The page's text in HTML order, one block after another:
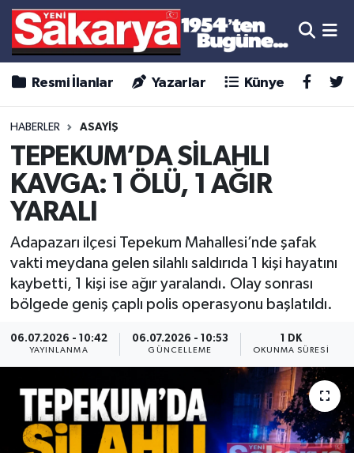
Resmi İlanlar Yazarlar Künye
HABERLER ASAYİŞ
TEPEKUM’DA SİLAHLI
KAVGA: 1 ÖLÜ, 1 AĞIR
YARALI
Adapazarı ilçesi Tepekum Mahallesi’nde şafak
vakti meydana gelen silahlı saldırıda 1 kişi hayatını
kaybetti, 1 kişi ise ağır yaralandı. Olay sonrası
bölgede geniş çaplı polis operasyonu başlatıldı.
06.07.2026 - 10:42
YAYINLANMA
06.07.2026 - 10:53
GÜNCELLEME
1 DK
OKUNMA SÜRESI